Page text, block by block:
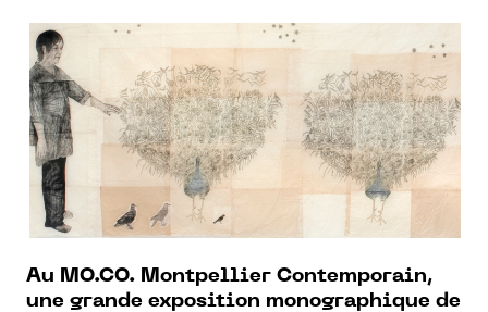
Au MO.CO. Montpellier Contemporain,
une grande exposition monographique de